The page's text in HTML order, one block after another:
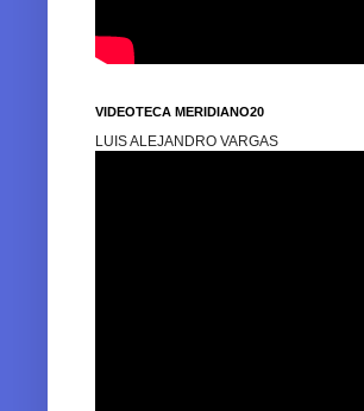
VIDEOTECA MERIDIANO20
LUIS ALEJANDRO VARGAS